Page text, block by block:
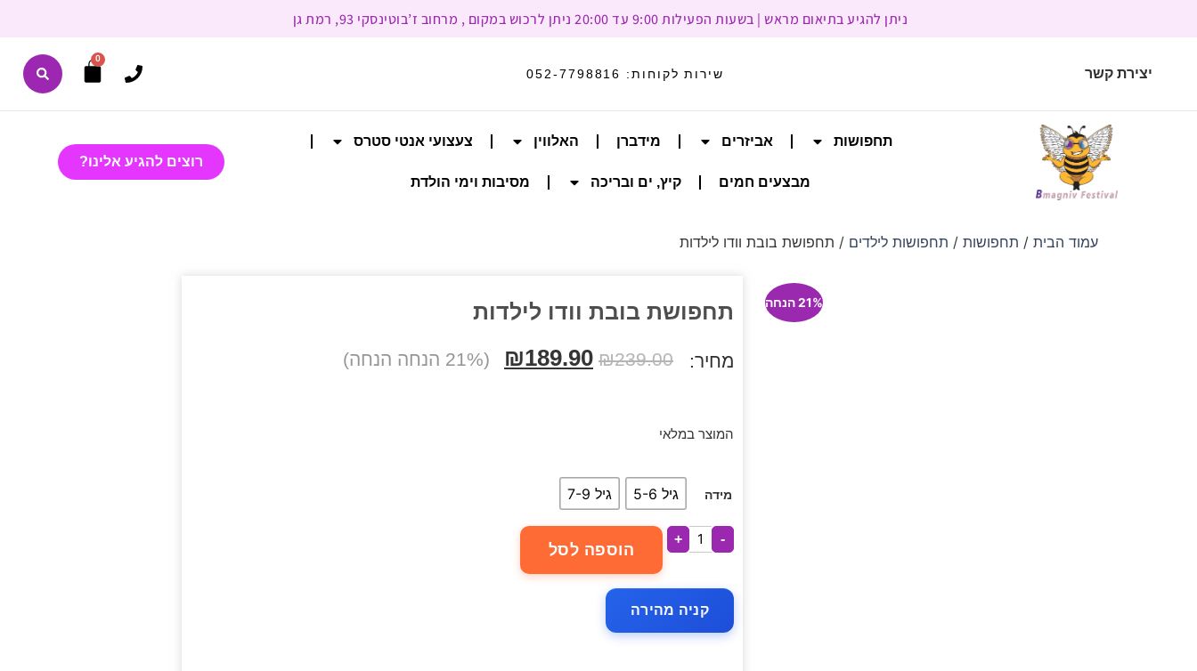
ניתן להגיע בתיאום מראש | בשעות הפעילות 9:00 עד 20:00 ניתן לרכוש במקום , מרחוב ז’בוטינסקי 93, רמת גן
יצירת קשר שירות לקוחות: 052-7798816
0
תחפושות אביזרים מידברן האלווין צעצועי אנטי סטרס
מבצעים חמים קיץ, ים ובריכה מסיבות וימי הולדת
רוצים להגיע אלינו?
עמוד הבית/ תחפושות/ תחפושות לילדים / תחפושת בובת וודו לילדות
21% הנחה תחפושת בובת וודו לילדות
מחיר: ₪239.00
₪189.90 (21% הנחה הנחה)
המוצר במלאי
מידה גיל 5-6 גיל 7-9
-
+
הוספה לסל
קניה מהירה